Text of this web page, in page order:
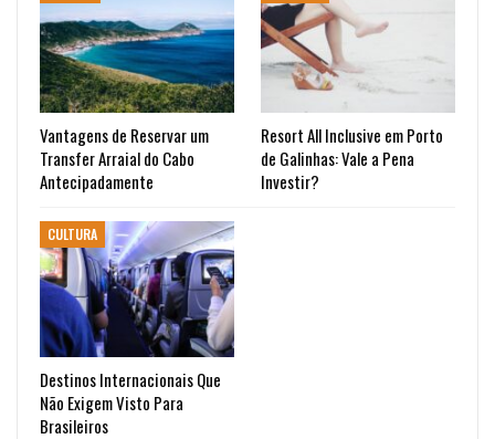
Vantagens de Reservar um
Transfer Arraial do Cabo
Antecipadamente
Resort All Inclusive em Porto
de Galinhas: Vale a Pena
Investir?
CULTURA
Destinos Internacionais Que
Não Exigem Visto Para
Brasileiros